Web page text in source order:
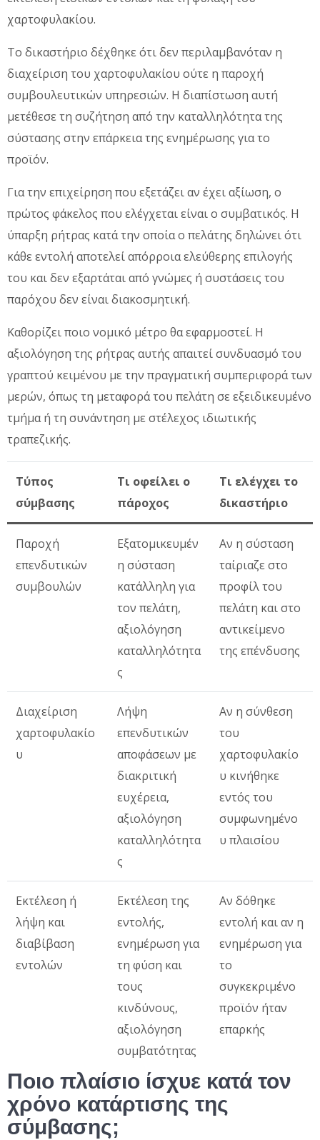
χαρτοφυλακίου.
Το δικαστήριο δέχθηκε ότι δεν περιλαμβανόταν η
διαχείριση του χαρτοφυλακίου ούτε η παροχή
συμβουλευτικών υπηρεσιών. Η διαπίστωση αυτή
μετέθεσε τη συζήτηση από την καταλληλότητα της
σύστασης στην επάρκεια της ενημέρωσης για το
προϊόν.
Για την επιχείρηση που εξετάζει αν έχει αξίωση, ο
πρώτος φάκελος που ελέγχεται είναι ο συμβατικός. Η
ύπαρξη ρήτρας κατά την οποία ο πελάτης δηλώνει ότι
κάθε εντολή αποτελεί απόρροια ελεύθερης επιλογής
του και δεν εξαρτάται από γνώμες ή συστάσεις του
παρόχου δεν είναι διακοσμητική.
Καθορίζει ποιο νομικό μέτρο θα εφαρμοστεί. Η
αξιολόγηση της ρήτρας αυτής απαιτεί συνδυασμό του
γραπτού κειμένου με την πραγματική συμπεριφορά των
μερών, όπως τη μεταφορά του πελάτη σε εξειδικευμένο
τμήμα ή τη συνάντηση με στέλεχος ιδιωτικής
τραπεζικής.
Τύπος
σύμβασης
Τι οφείλει ο
πάροχος
Τι ελέγχει το
δικαστήριο
Παροχή
επενδυτικών
συμβουλών
Εξατομικευμέν
η σύσταση
κατάλληλη για
τον πελάτη,
αξιολόγηση
καταλληλότητα
ς
Αν η σύσταση
ταίριαζε στο
προφίλ του
πελάτη και στο
αντικείμενο
της επένδυσης
Διαχείριση
χαρτοφυλακίο
υ
Λήψη
επενδυτικών
αποφάσεων με
διακριτική
ευχέρεια,
αξιολόγηση
καταλληλότητα
ς
Αν η σύνθεση
του
χαρτοφυλακίο
υ κινήθηκε
εντός του
συμφωνημένο
υ πλαισίου
Εκτέλεση ή
λήψη και
διαβίβαση
εντολών
Εκτέλεση της
εντολής,
ενημέρωση για
τη φύση και
τους
κινδύνους,
αξιολόγηση
συμβατότητας
Αν δόθηκε
εντολή και αν η
ενημέρωση για
το
συγκεκριμένο
προϊόν ήταν
επαρκής
Ποιο πλαίσιο ίσχυε κατά τον
χρόνο κατάρτισης της
σύμβασης;